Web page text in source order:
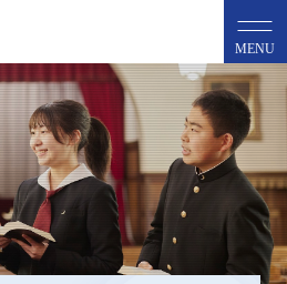
MENU